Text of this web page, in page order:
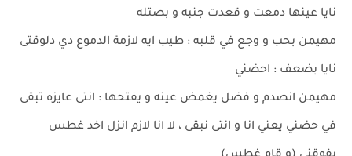
نايا عينها دمعت و قعدت جنبه و بصتله
مهيمن بحب و وجع في قلبه : طيب ايه لازمة الدموع دي دلوقتى
نايا بضعف : احضني
مهيمن انصدم و فضل يغمض عينه و يفتحها : انتى عايزه تبقى
في حضني يعني انا و انتى نبقى ، لا انا لازم انزل اخد غطس